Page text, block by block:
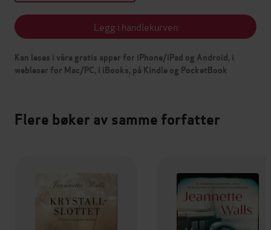
Legg i handlekurven
Kan leses i våre gratis apper for iPhone/iPad og Android, i
webleser for Mac/PC, i iBooks, på Kindle og PocketBook
Flere bøker av samme forfatter